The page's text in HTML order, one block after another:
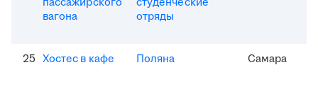
вагона
отряды
25 Хостес в кафе Поляна Самара